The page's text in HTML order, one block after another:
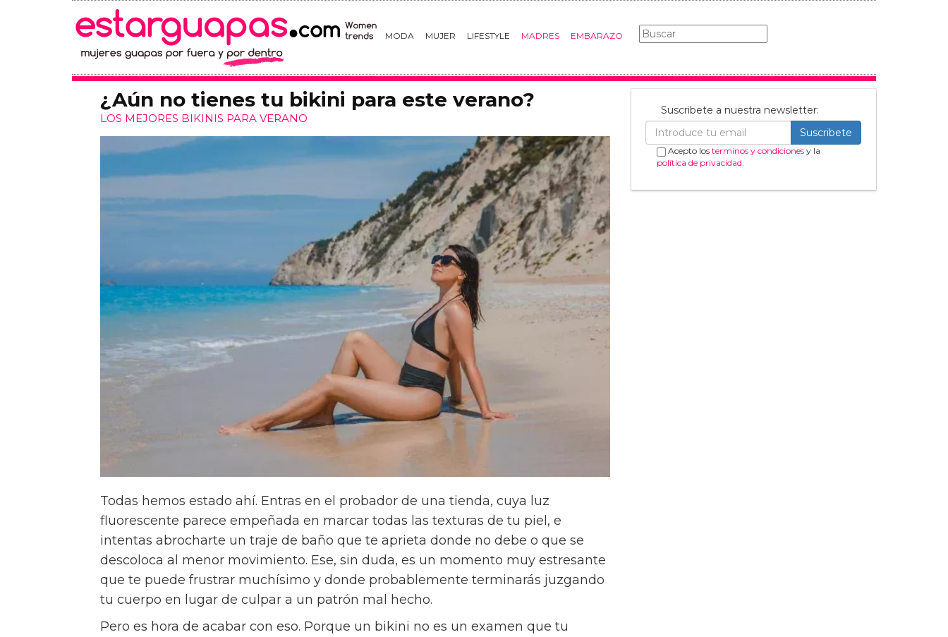
MODA MUJER LIFESTYLE MADRES EMBARAZO
¿Aún no tienes tu bikini para este verano?
LOS MEJORES BIKINIS PARA VERANO
Todas hemos estado ahí. Entras en el probador de una tienda, cuya luz
fluorescente parece empeñada en marcar todas las texturas de tu piel, e
intentas abrocharte un traje de baño que te aprieta donde no debe o que se
descoloca al menor movimiento. Ese, sin duda, es un momento muy estresante
que te puede frustrar muchísimo y donde probablemente terminarás juzgando
tu cuerpo en lugar de culpar a un patrón mal hecho.
Pero es hora de acabar con eso. Porque un bikini no es un examen que tu
Suscribete a nuestra newsletter:
Suscribete
Acepto los terminos y condicionesy la
política de privacidad.